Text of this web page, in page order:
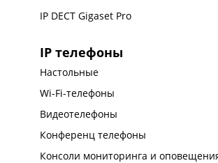
IP DECT Gigaset Pro
IP телефоны
Настольные
Wi-Fi-телефоны
Видеотелефоны
Конференц телефоны
Консоли мониторинга и